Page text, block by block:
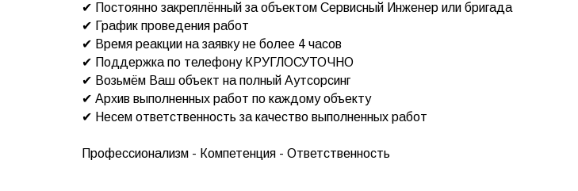
✔ Постоянно закреплённый за объектом Сервисный Инженер или бригада
✔ График проведения работ
✔ Время реакции на заявку не более 4 часов
✔ Поддержка по телефону КРУГЛОСУТОЧНО
✔ Возьмём Ваш объект на полный Аутсорсинг
✔ Архив выполненных работ по каждому объекту
✔ Несем ответственность за качество выполненных работ
Профессионализм - Компетенция - Ответственность